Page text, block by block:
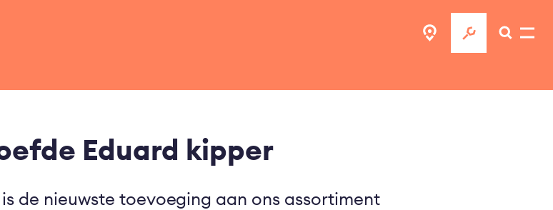
Eduard kipper
de nieuwste toevoeging aan ons assortiment